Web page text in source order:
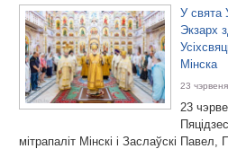
У свята
Экзарх
Мінска
23
23
мітрапаліт Мінскі і Заслаўскі